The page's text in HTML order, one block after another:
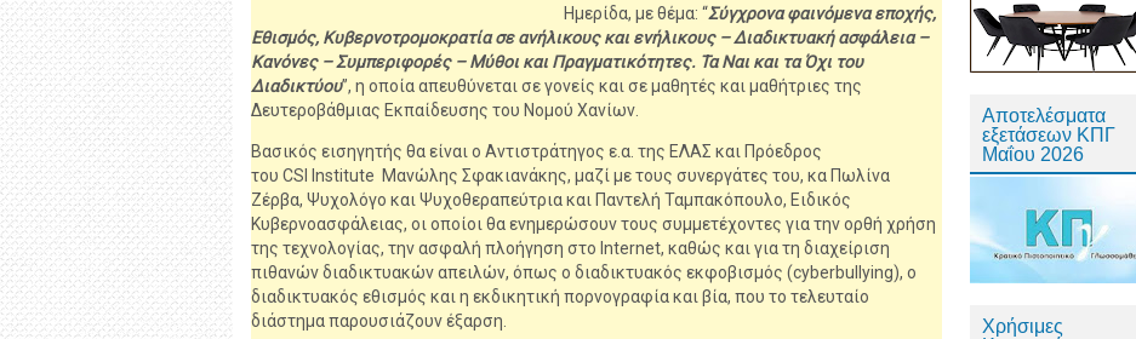
Ημερίδα, με θέμα: “Σύγχρονα φαινόμενα εποχής,
Εθισμός, Κυβερνοτρομοκρατία σε ανήλικους και ενήλικους – Διαδικτυακή ασφάλεια –
Κανόνες – Συμπεριφορές – Μύθοι και Πραγματικότητες. Τα Ναι και τα Όχι του
Διαδικτύου”, η οποία απευθύνεται σε γονείς και σε μαθητές και μαθήτριες της
Δευτεροβάθμιας Εκπαίδευσης του Νομού Χανίων.
Βασικός εισηγητής θα είναι ο Αντιστράτηγος ε.α. της ΕΛΑΣ και Πρόεδρος
του CSI Institute Μανώλης Σφακιανάκης, μαζί με τους συνεργάτες του, κα Πωλίνα
Ζέρβα, Ψυχολόγο και Ψυχοθεραπεύτρια και Παντελή Ταμπακόπουλο, Ειδικός
Κυβερνοασφάλειας, οι οποίοι θα ενημερώσουν τους συμμετέχοντες για την ορθή χρήση
της τεχνολογίας, την ασφαλή πλοήγηση στο Internet, καθώς και για τη διαχείριση
πιθανών διαδικτυακών απειλών, όπως ο διαδικτυακός εκφοβισμός (cyberbullying), ο
διαδικτυακός εθισμός και η εκδικητική πορνογραφία και βία, που το τελευταίο
διάστημα παρουσιάζουν έξαρση.
Αποτελέσματα
εξετάσεων ΚΠΓ
Μαΐου 2026
Χρήσιμες